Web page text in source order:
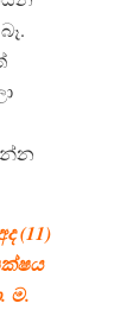
(11)
ම.